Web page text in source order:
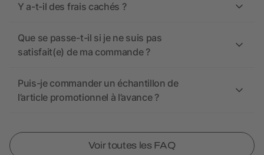
Y a-t-il des frais cachés ?
Que se passe-t-il si je ne suis pas
satisfait(e) de ma commande ?
Puis-je commander un échantillon de
l’article promotionnel à l’avance ?
Voir toutes les FAQ